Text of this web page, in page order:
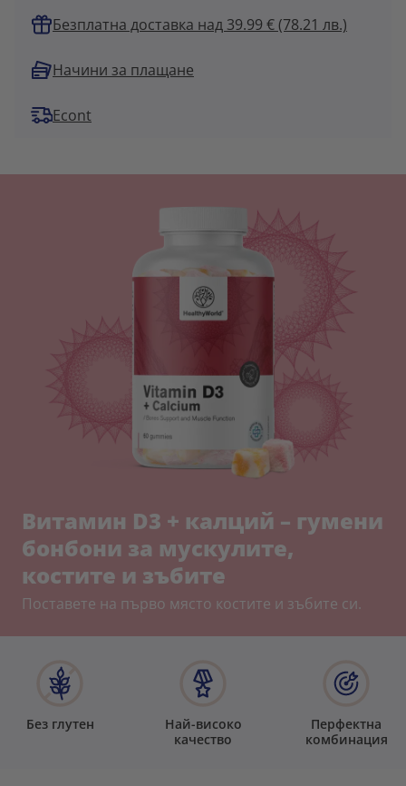
Безплатна доставка над 39.99 € (78.21 лв.)
Начини за плащане
Econt
Витамин D3 + калций – гумени
бонбони за мускулите,
костите и зъбите
Поставете на първо място костите и зъбите си.
Без глутен
Най-високо
качество
Перфектна
комбинация